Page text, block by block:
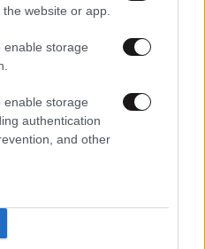
website or app.
enable storage
enable storage
authentication
and other
δικών μετά τις